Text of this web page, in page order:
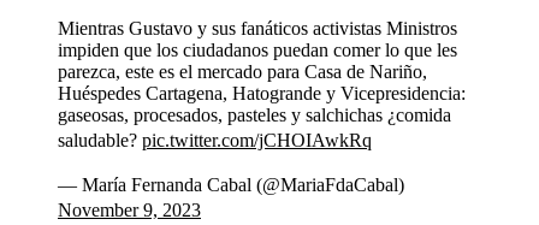
Mientras Gustavo y sus fanáticos activistas Ministros
impiden que los ciudadanos puedan comer lo que les
parezca, este es el mercado para Casa de Nariño,
Huéspedes Cartagena, Hatogrande y Vicepresidencia:
gaseosas, procesados, pasteles y salchichas ¿comida
saludable? pic.twitter.com/jCHOIAwkRq
— María Fernanda Cabal (@MariaFdaCabal)
November 9, 2023